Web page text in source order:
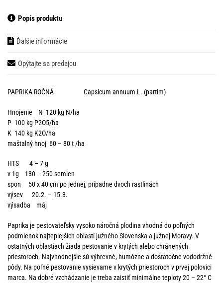
Popis produktu
Ďalšie informácie
Opýtajte sa predajcu
PAPRIKA ROČNÁ Capsicum annuum L. (partim)
Hnojenie N 120 kg N/ha
P 100 kg P2O5/ha
K 140 kg K2O/ha
maštalný hnoj 60 – 80 t /ha
HTS 4 – 7 g
v 1g 130 – 250 semien
spon 50 x 40 cm po jednej, prípadne dvoch rastlinách
výsev 20.2. – 15.3.
výsadba máj
Paprika je pestovateľsky vysoko náročná plodina vhodná do poľných
podmienok najteplejších oblastí južného Slovenska a južnej Moravy. V
ostatných oblastiach žiada pestovanie v krytých alebo chránených
priestoroch. Najvhodnejšie sú výhrevné, humózne a dostatočne vododržné
pôdy. Na poľné pestovanie vysievame v krytých priestoroch v prvej polovici
marca. Na dobré vzchádzanie je treba zaistiť minimálne teploty 20 – 22° C